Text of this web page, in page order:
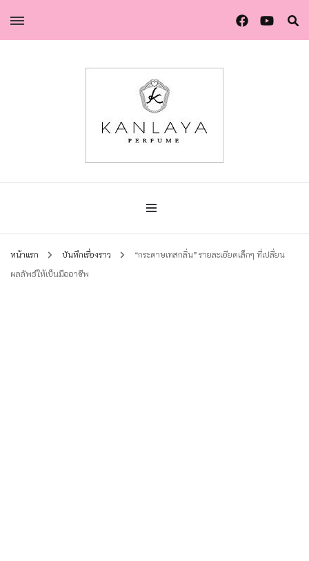
น้ำหอมกัลยา
น้ำหอมกัลยา น้ำหอมแท้แบรนด์ไทย คุณภาพยุโรป
หน้าแรก บันทึกเรื่องราว
“กระดาษเทสกลิ่น” รายละเอียดเล็กๆ ที่เปลี่ยน
ผลลัพธ์ให้เป็นมืออาชีพ